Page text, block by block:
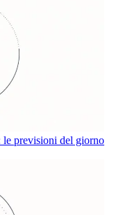
previsioni del giorno